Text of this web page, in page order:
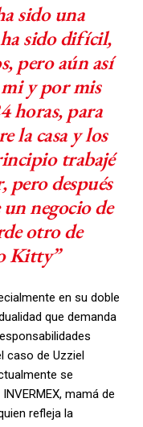
sido una
sido difícil,
pero aún así
y por mis
horas, para
la casa y los
trabajé
pero después
negocio de
otro de
Kitty”
en su doble
que demanda
caso de Uzziel
se
mamá de
refleja la